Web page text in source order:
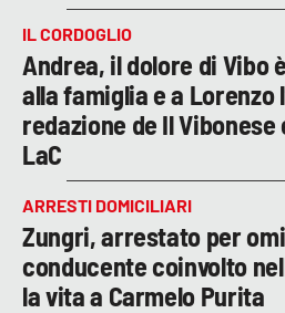
IL CORDOGLIO
Andrea, il dolore di Vibo
alla famiglia e a Lorenzo
redazione de Il
LaC
ARRESTI DOMICILIARI
Zungri, arrestato per
conducente coinvolto
la vita a Carmelo Purita